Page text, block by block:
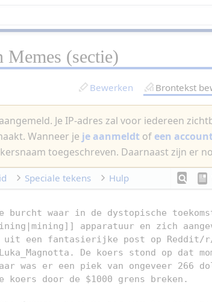
Memes (sectie)
Bewerken Brontekst
Je IP-adres zal voor iedereen
Wanneer je je aanmeldt of een
toegeschreven. Daarnaast zijn er
Speciale tekens Hulp